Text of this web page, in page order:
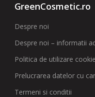
GreenCosmetic.ro
Despre noi
Despre noi – informatii
Politica de utilizare cookie
Prelucrarea datelor cu
Termeni si conditii